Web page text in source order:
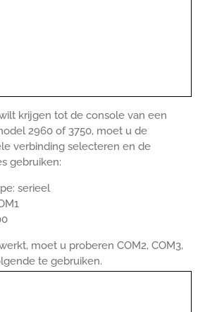
krijgen tot de console van een
2960 of 3750, moet u de
verbinding selecteren en de
gebruiken:
serieel
moet u proberen COM2, COM3,
te gebruiken.